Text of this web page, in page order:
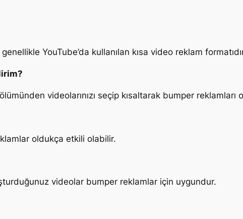
YouTube’da kullanılan kısa video reklam
videolarınızı seçip kısaltarak bumper reklamları
oldukça etkili olabilir.
videolar bumper reklamlar için uygundur.